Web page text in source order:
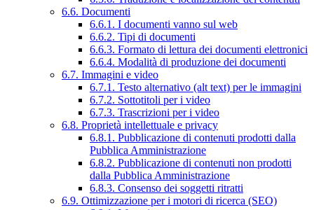
6.6. Documenti
6.6.1. I documenti vanno sul web
6.6.2. Tipi di documenti
6.6.3. Formato di lettura dei documenti elettronici
6.6.4. Modalità di produzione dei documenti
6.7. Immagini e video
6.7.1. Testo alternativo (alt text) per le immagini
6.7.2. Sottotitoli per i video
6.7.3. Trascrizioni per i video
6.8. Proprietà intellettuale e privacy
6.8.1. Pubblicazione di contenuti prodotti dalla
Pubblica Amministrazione
6.8.2. Pubblicazione di contenuti non prodotti
dalla Pubblica Amministrazione
6.8.3. Consenso dei soggetti ritratti
6.9. Ottimizzazione per i motori di ricerca (SEO)